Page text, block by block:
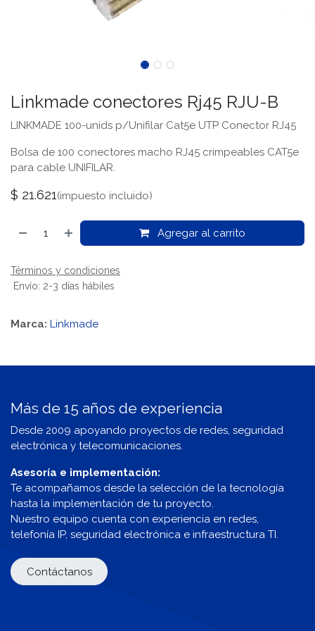
Linkmade conectores Rj45 RJU-B
LINKMADE 100-unids p/Unifilar Cat5e UTP Conector RJ45
Bolsa de 100 conectores macho RJ45 crimpeables CAT5e
para cable UNIFILAR.
$ 21.621(impuesto incluido)
Agregar al carrito
Términos y condiciones
Envío: 2-3 días hábiles
Marca: Linkmade
Más de 15 años de experiencia
Desde 2009 apoyando proyectos de redes, seguridad
electrónica y telecomunicaciones.
Asesoría e implementación:
Te acompañamos desde la selección de la tecnología
hasta la implementación de tu proyecto.
Nuestro equipo cuenta con experiencia en redes,
telefonía IP, seguridad electrónica e infraestructura TI.
Contáctanos